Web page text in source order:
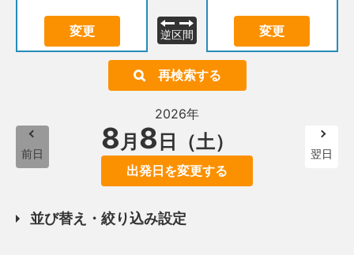
変更 逆区間 変更
再検索する
前日
2026年
8月 8 日（土）
出発日を変更する
翌日
並び替え・絞り込み設定